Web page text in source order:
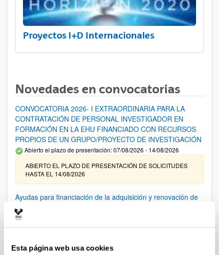
Esta página web usa cookies
Proyectos I+D Internacionales
Novedades en convocatorias
CONVOCATORIA 2026- I EXTRAORDINARIA PARA LA
CONTRATACIÓN DE PERSONAL INVESTIGADOR EN
FORMACIÓN EN LA EHU FINANCIADO CON RECURSOS
PROPIOS DE UN GRUPO/PROYECTO DE INVESTIGACIÓN
Abierto el plazo de presentación: 07/08/2026 - 14/08/2026
ABIERTO EL PLAZO DE PRESENTACIÓN DE SOLICITUDES
HASTA EL 14/08/2026
Ayudas para financiación de la adquisición y renovación de
infraestructura científica y fondos bibliográficos en la
UPV/EHU 2026
Trámite abierto
25/03/2026: Corrección de errores del listado provisional de
solicitudes admitidas y excluidas. 23/03/2026: Relación